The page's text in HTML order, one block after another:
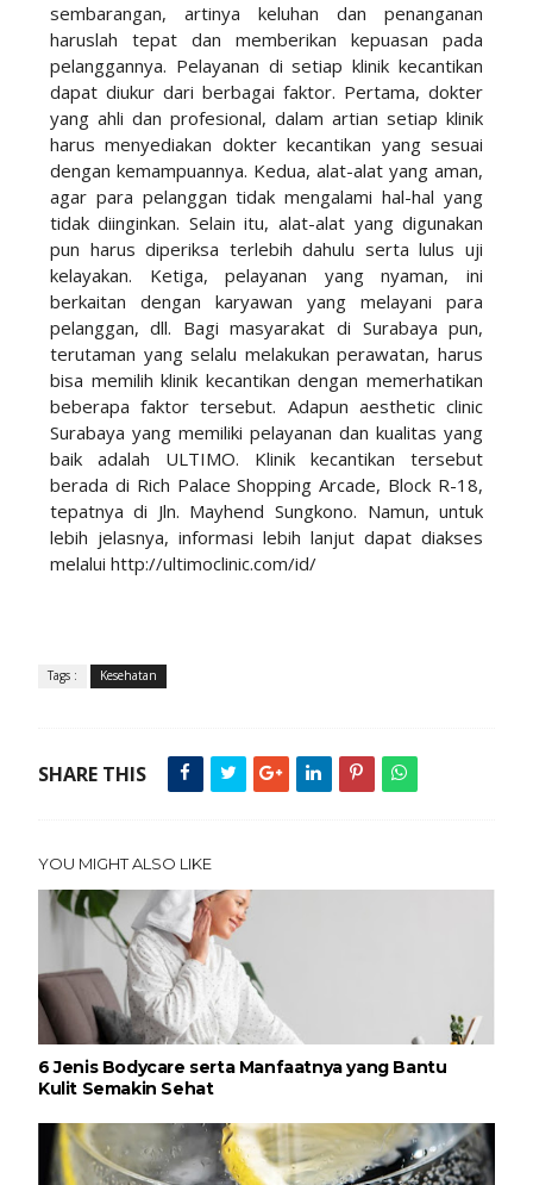
sembarangan, artinya keluhan dan penanganan
haruslah tepat dan memberikan kepuasan pada
pelanggannya. Pelayanan di setiap klinik kecantikan
dapat diukur dari berbagai faktor. Pertama, dokter
yang ahli dan profesional, dalam artian setiap klinik
harus menyediakan dokter kecantikan yang sesuai
dengan kemampuannya. Kedua, alat-alat yang aman,
agar para pelanggan tidak mengalami hal-hal yang
tidak diinginkan. Selain itu, alat-alat yang digunakan
pun harus diperiksa terlebih dahulu serta lulus uji
kelayakan. Ketiga, pelayanan yang nyaman, ini
berkaitan dengan karyawan yang melayani para
pelanggan, dll. Bagi masyarakat di Surabaya pun,
terutaman yang selalu melakukan perawatan, harus
bisa memilih klinik kecantikan dengan memerhatikan
beberapa faktor tersebut. Adapun aesthetic clinic
Surabaya yang memiliki pelayanan dan kualitas yang
baik adalah ULTIMO. Klinik kecantikan tersebut
berada di Rich Palace Shopping Arcade, Block R-18,
tepatnya di Jln. Mayhend Sungkono. Namun, untuk
lebih jelasnya, informasi lebih lanjut dapat diakses
melalui http://ultimoclinic.com/id/
Tags : Kesehatan
SHARE THIS
YOU MIGHT ALSO LIKE
6 Jenis Bodycare serta Manfaatnya yang Bantu
Kulit Semakin Sehat